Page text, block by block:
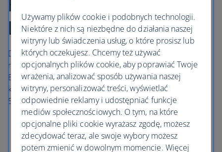
London Heathrow
Dzięki bezpośredniemu połączeniu z centrum Londynu
metrem, linią Elizabeth Line i pociągiem Heathrow
Express hotele przy lotnisku Londyn-Heathrow są
komfortowe i dogodnie położone w pobliżu Terminali 2 i
5.
HotelSofitel London Heathrowjest bezpośrednio
połączony z Terminalem 5 zadaszonym przejściem.
HotelHilton Garden Inn Heathrow Londonjest
Używamy plików cookie i podobnych technologii.
Niektóre z nich są niezbędne do działania naszej
witryny lub świadczenia usług, o które prosisz lub
których oczekujesz. Chcemy też używać
opcjonalnych plików cookie, aby poprawiać Twoje
wrażenia, analizować sposób używania naszej
witryny, personalizować treści, wyświetlać
odpowiednie reklamy i udostępniać funkcje
mediów społecznościowych. O tym, na które
opcjonalne pliki cookie wyrażasz zgodę, możesz
zdecydować teraz, ale swoje wybory możesz
potem zmienić w dowolnym momencie. Więcej